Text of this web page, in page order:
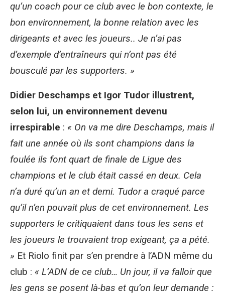
qu’un coach pour ce club avec le bon contexte, le
bon environnement, la bonne relation avec les
dirigeants et avec les joueurs.. Je n’ai pas
d’exemple d’entraîneurs qui n’ont pas été
bousculé par les supporters. »
Didier Deschamps et Igor Tudor illustrent,
selon lui, un environnement devenu
irrespirable : « On va me dire Deschamps, mais il
fait une année où ils sont champions dans la
foulée ils font quart de finale de Ligue des
champions et le club était cassé en deux. Cela
n’a duré qu’un an et demi. Tudor a craqué parce
qu’il n’en pouvait plus de cet environnement. Les
supporters le critiquaient dans tous les sens et
les joueurs le trouvaient trop exigeant, ça a pété.
» Et Riolo finit par s’en prendre à l’ADN même du
club : « L’ADN de ce club… Un jour, il va falloir que
les gens se posent là-bas et qu’on leur demande :